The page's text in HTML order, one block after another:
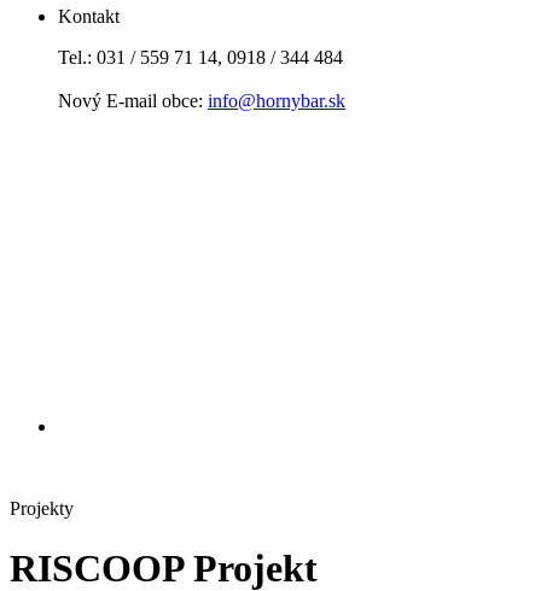
Kontakt
Tel.: 031 / 559 71 14, 0918 / 344 484
Nový E-mail obce: info@hornybar.sk
Projekty
RISCOOP Projekt